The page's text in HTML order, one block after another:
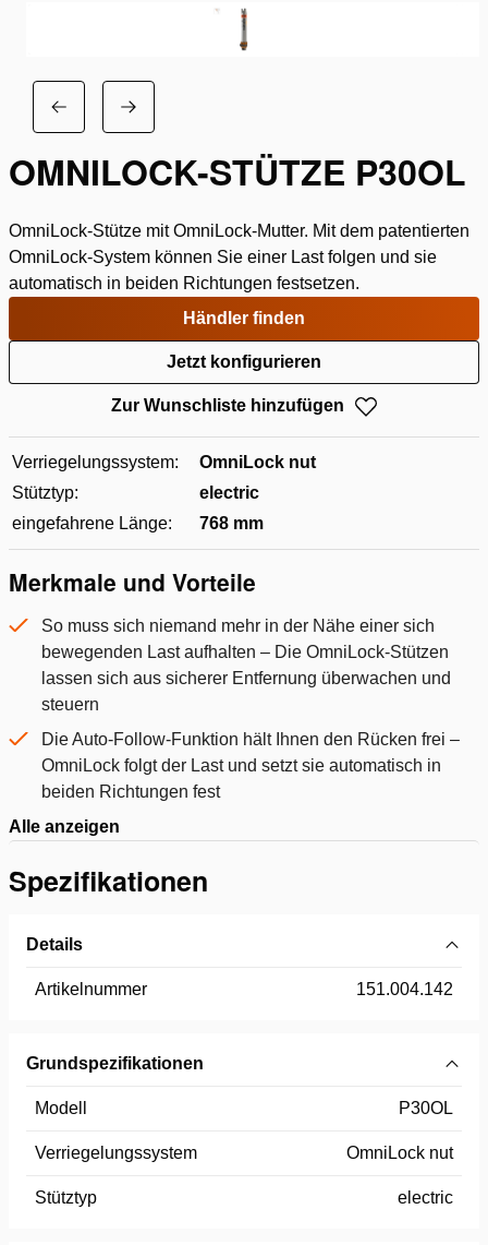
OMNILOCK-STÜTZE P30OL
OmniLock-Stütze mit OmniLock-Mutter. Mit dem patentierten
OmniLock-System können Sie einer Last folgen und sie
automatisch in beiden Richtungen festsetzen.
Händler finden
Jetzt konfigurieren
Zur Wunschliste hinzufügen
Verriegelungssystem:
OmniLock nut
Stütztyp:
electric
eingefahrene Länge:
768 mm
Merkmale und Vorteile
So muss sich niemand mehr in der Nähe einer sich
bewegenden Last aufhalten – Die OmniLock-Stützen
lassen sich aus sicherer Entfernung überwachen und
steuern
Die Auto-Follow-Funktion hält Ihnen den Rücken frei –
OmniLock folgt der Last und setzt sie automatisch in
beiden Richtungen fest
Alle anzeigen
Spezifikationen
Details
Artikelnummer 151.004.142
Grundspezifikationen
Modell P30OL
Verriegelungssystem OmniLock nut
Stütztyp electric